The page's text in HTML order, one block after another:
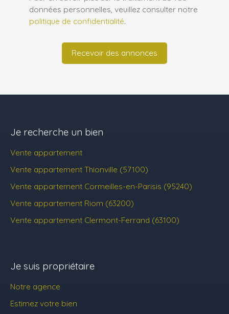
données personnelles, veuillez consulter notre
politique de confidentialité.
Recevoir des annonces
Je recherche un bien
Vente appartement
Vente appartement Thionville (57100)
Vente appartement Cormeilles-en-Parisis (95240)
Vente appartement Riom (63200)
Vente appartement Clermont-Ferrand (63100)
Je suis propriétaire
Notre agence
Estimez votre bien